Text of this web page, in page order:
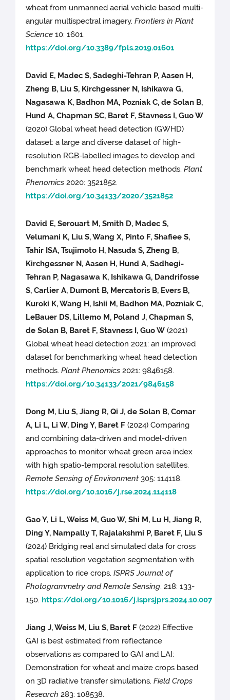
wheat from unmanned aerial vehicle based multi-
angular multispectral imagery.Frontiers in Plant
Science 10: 1601.
https://doi.org/10.3389/fpls.2019.01601
David E, Madec S, Sadeghi-Tehran P, Aasen H,
Zheng B, Liu S, Kirchgessner N, Ishikawa G,
Nagasawa K, Badhon MA, Pozniak C, de Solan B,
Hund A, Chapman SC, Baret F, Stavness I, Guo W
(2020) Global wheat head detection (GWHD)
dataset: a large and diverse dataset of high-
resolution RGB-labelled images to develop and
benchmark wheat head detection methods.Plant
Phenomics 2020: 3521852.
https://doi.org/10.34133/2020/3521852
David E, Serouart M, Smith D, Madec S,
Velumani K, Liu S, Wang X, Pinto F, Shafiee S,
Tahir ISA, Tsujimoto H, Nasuda S, Zheng B,
Kirchgessner N, Aasen H, Hund A, Sadhegi-
Tehran P, Nagasawa K, Ishikawa G, Dandrifosse
S, Carlier A, Dumont B, Mercatoris B, Evers B,
Kuroki K, Wang H, Ishii M, Badhon MA, Pozniak C,
LeBauer DS, Lillemo M, Poland J, Chapman S,
de Solan B, Baret F, Stavness I, Guo W (2021)
Global wheat head detection 2021: an improved
dataset for benchmarking wheat head detection
methods.Plant Phenomics 2021: 9846158.
https://doi.org/10.34133/2021/9846158
Dong M, Liu S, Jiang R, Qi J, de Solan B, Comar
A, Li L, Li W, Ding Y, Baret F (2024) Comparing
and combining data-driven and model-driven
approaches to monitor wheat green area index
with high spatio-temporal resolution satellites.
Remote Sensing of Environment 305: 114118.
https://doi.org/10.1016/j.rse.2024.114118
Gao Y, Li L, Weiss M, Guo W, Shi M, Lu H, Jiang R,
Ding Y, Nampally T, Rajalakshmi P, Baret F, Liu S
(2024) Bridging real and simulated data for cross
spatial resolution vegetation segmentation with
application to rice crops.ISPRS Journal of
Photogrammetry and Remote Sensing. 218: 133-
150. https://doi.org/10.1016/j.isprsjprs.2024.10.007
Jiang J, Weiss M, Liu S, Baret F (2022) Effective
GAI is best estimated from reflectance
observations as compared to GAI and LAI:
Demonstration for wheat and maize crops based
on 3D radiative transfer simulations.Field Crops
Research 283: 108538.